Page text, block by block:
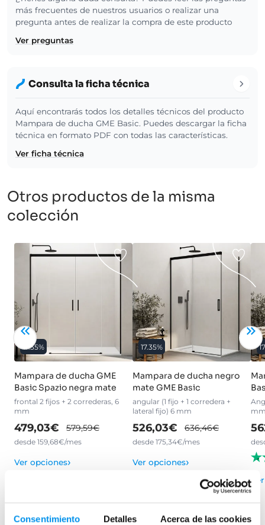
Consentimiento Detalles Acerca de las cookies
más frecuentes de nuestros usuarios o realizar una
pregunta antes de realizar la compra de este producto
Ver preguntas
Consulta la ficha técnica
Aquí encontrarás todos los detalles técnicos del producto
Mampara de ducha GME Basic. Puedes descargar la ficha
técnica en formato PDF con todas las características.
Ver ficha técnica
Otros productos de la misma
colección
17.35%
Mampara de ducha GME
Basic Spazio negra mate
frontal 2 fijos + 2 correderas, 6
mm
479,03€ 579,59€
desde 159,68€/mes
Ver opciones›
17.35%
Mampara de ducha negro
mate GME Basic
angular (1 fijo + 1 corredera +
lateral fijo) 6 mm
526,03€ 636,46€
desde 175,34€/mes
Ver opciones›